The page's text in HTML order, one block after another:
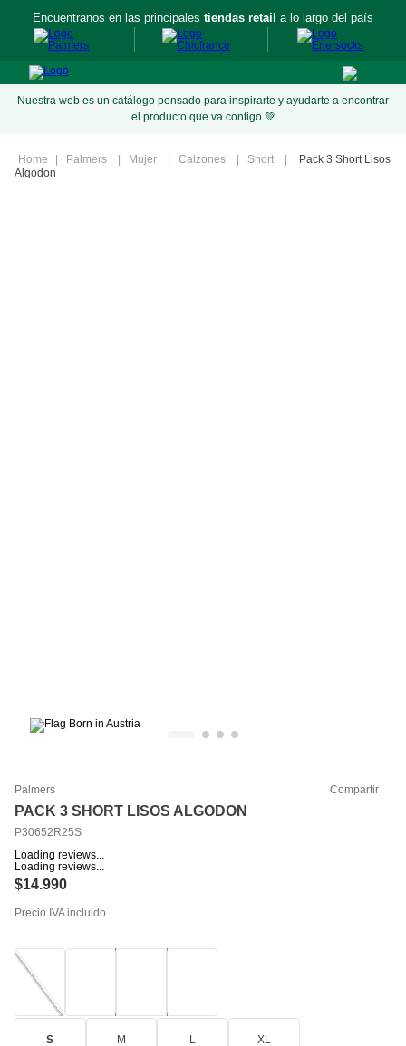
Encuentranos en las principales tiendas retail a lo largo del país
Nuestra web es un catálogo pensado para inspirarte y ayudarte a encontrar
el producto que va contigo 💚
Palmers Mujer Calzones Short
Pack 3 Short Lisos
Algodon
Palmers Compartir
PACK 3 SHORT LISOS ALGODON
P30652R25S
Loading reviews...
Loading reviews...
$14.990
Precio IVA incluido
S M L XL